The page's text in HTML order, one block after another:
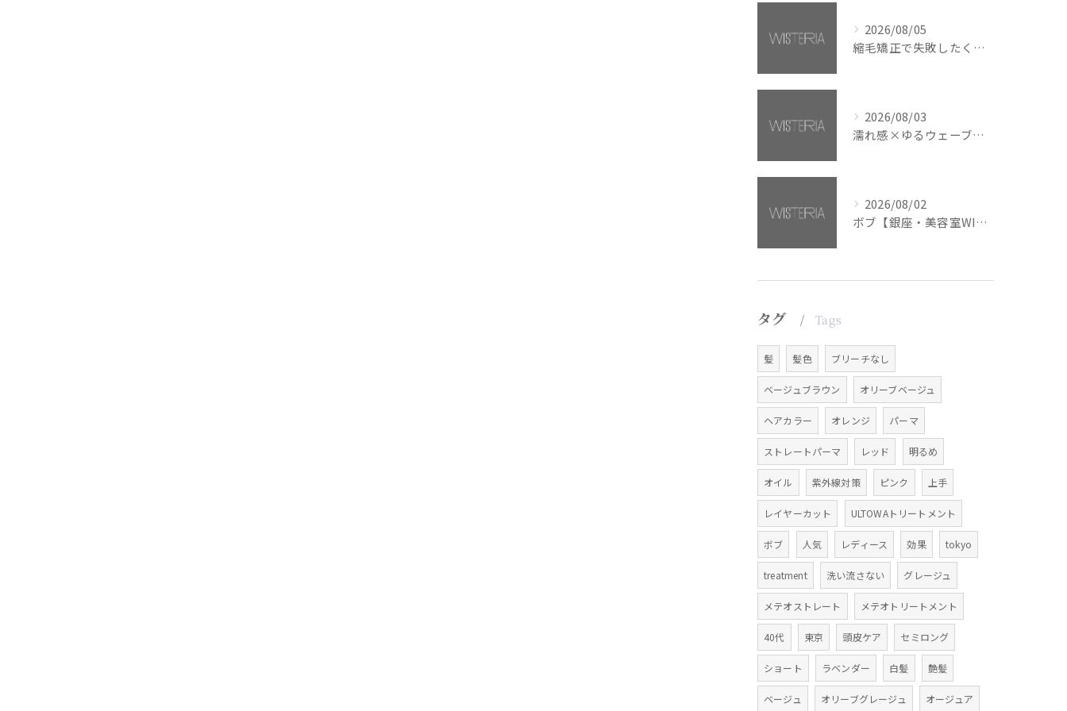
2026/08/05
縮毛矯正で失敗したくない方へ【銀座・美容室WISTERIA】
2026/08/03
濡れ感×ゆるウェーブミディアム【銀座・美容室WISTERIA】
2026/08/02
ボブ【銀座・美容室WISTERIA】
タグ Tags
髪 髪色 ブリーチなし
ベージュブラウン オリーブベージュ
ヘアカラー オレンジ パーマ
ストレートパーマ レッド 明るめ
オイル 紫外線対策 ピンク 上手
レイヤーカット ULTOWAトリートメント
ボブ 人気 レディース 効果 tokyo
treatment 洗い流さない グレージュ
メテオストレート メテオトリートメント
40代 東京 頭皮ケア セミロング
ショート ラベンダー 白髪 艶髪
ベージュ オリーブグレージュ オージュア